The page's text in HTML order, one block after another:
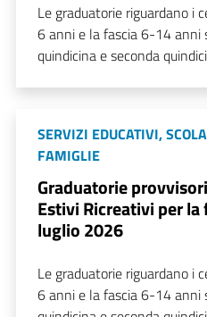
Le graduatorie riguardano i
6 anni e la fascia 6-14 anni
quindicina e seconda
SERVIZI EDUCATIVI,
FAMIGLIE
Graduatorie
Estivi Ricreativi per
luglio 2026
Le graduatorie riguardano i
6 anni e la fascia 6-14 anni